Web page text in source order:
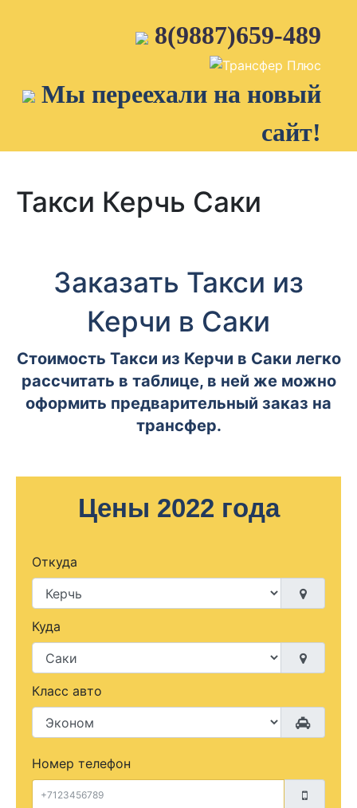
8(9887)659-489
Мы переехали на новый
сайт!
Такси Керчь Саки
Заказать Такси из
Керчи в Саки
Стоимость Такси из Керчи в Саки легко
рассчитать в таблице, в ней же можно
оформить предварительный заказ на
трансфер.
Цены 2022 года
Откуда
Куда
Класс авто
Номер телефон